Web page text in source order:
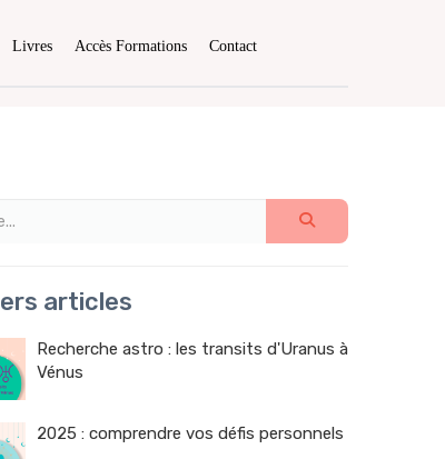
Livres Accès Formations Contact
articles
Recherche astro : les transits d'Uranus à
Vénus
2025 : comprendre vos défis personnels